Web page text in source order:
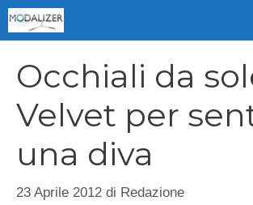
Vai
al
Occhiali da
Velvet per
una diva
23 Aprile 2012 di Redazione